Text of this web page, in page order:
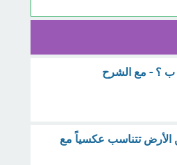
ب ؟ - مع الشرح
الأرض تتناسب عكسياً مع